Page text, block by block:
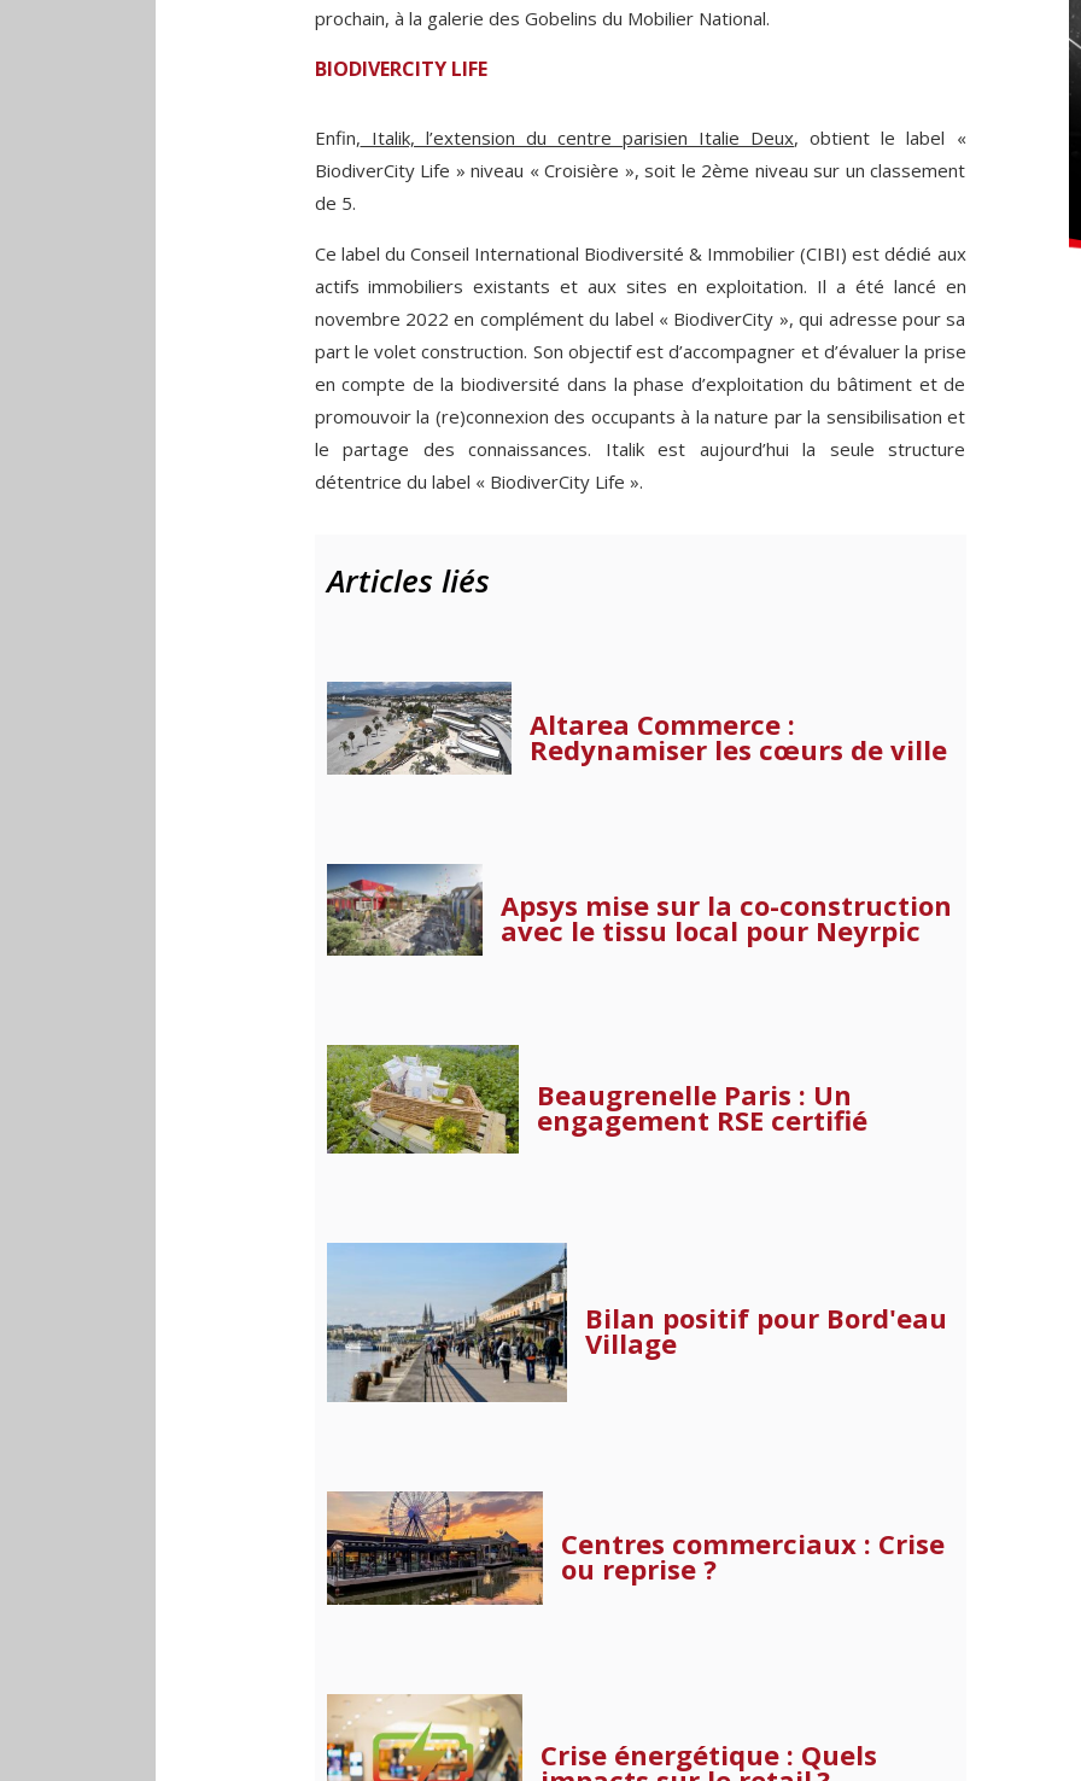
prochain, à la galerie des Gobelins du Mobilier National.
BIODIVERCITY LIFE
Enfin, Italik, l’extension du centre parisien Italie Deux, obtient le label «
BiodiverCity Life » niveau « Croisière », soit le 2ème niveau sur un classement
de 5.
Ce label du Conseil International Biodiversité & Immobilier (CIBI) est dédié aux
actifs immobiliers existants et aux sites en exploitation. Il a été lancé en
novembre 2022 en complément du label « BiodiverCity », qui adresse pour sa
part le volet construction. Son objectif est d’accompagner et d’évaluer la prise
en compte de la biodiversité dans la phase d’exploitation du bâtiment et de
promouvoir la (re)connexion des occupants à la nature par la sensibilisation et
le partage des connaissances. Italik est aujourd’hui la seule structure
détentrice du label « BiodiverCity Life ».
Articles liés
Altarea Commerce :
Redynamiser les cœurs de ville
Apsys mise sur la co-construction
avec le tissu local pour Neyrpic
Beaugrenelle Paris : Un
engagement RSE certifié
Bilan positif pour Bord'eau
Village
Centres commerciaux : Crise
ou reprise ?
Crise énergétique : Quels